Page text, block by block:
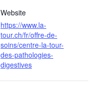
Website
https://www.la-
tour.ch/fr/offre-de-
soins/centre-la-tour-
des-pathologies-
digestives